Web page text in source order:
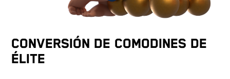
CONVERSIÓN DE COMODINES DE
ÉLITE